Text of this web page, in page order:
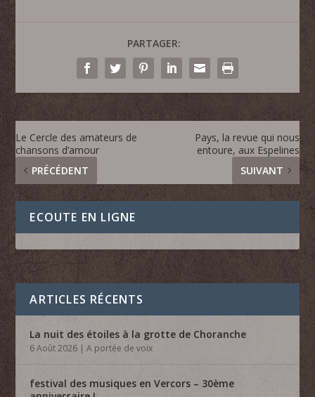
PARTAGER:
Le Cercle des amateurs de
chansons d’amour
PRÉCÉDENT
Pays, la revue qui nous
entoure, aux Espelines
SUIVANT
ECOUTE EN LIGNE
ARTICLES RÉCENTS
La nuit des étoiles à la grotte de Choranche
6 Août 2026 |A portée de voix
festival des musiques en Vercors – 30ème